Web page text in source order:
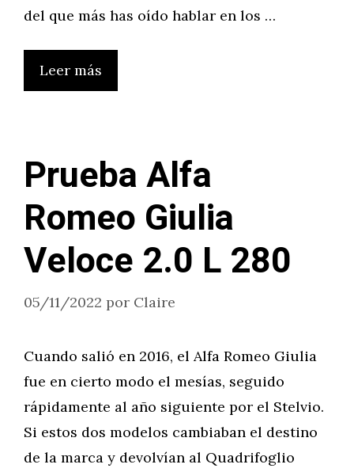
del que más has oído hablar en los …
Leer más
Prueba Alfa
Romeo Giulia
Veloce 2.0 L 280
05/11/2022 por Claire
Cuando salió en 2016, el Alfa Romeo Giulia
fue en cierto modo el mesías, seguido
rápidamente al año siguiente por el Stelvio.
Si estos dos modelos cambiaban el destino
de la marca y devolvían al Quadrifoglio